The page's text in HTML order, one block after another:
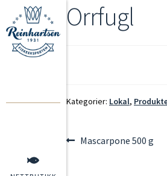
Orrfugl
Kategorier: Lokal,
Mascarpone 500 g